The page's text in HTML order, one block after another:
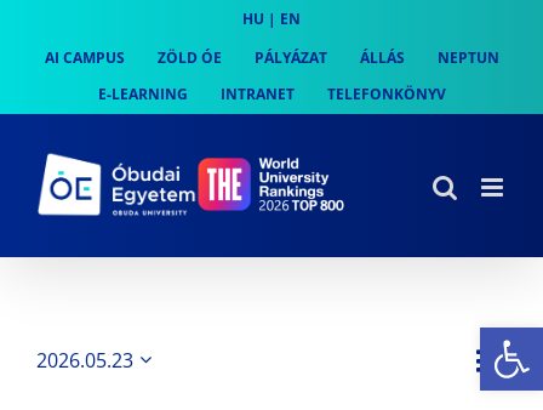
content
HU | EN
AI CAMPUS
ZÖLD ÓE PÁLYÁZAT ÁLLÁS
NEPTUN
E-LEARNING
INTRANET TELEFONKÖNYV
Nap
2026.05.23